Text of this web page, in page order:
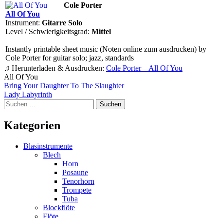
Cole Porter
All Of You
Instrument: Gitarre Solo
Level / Schwierigkeitsgrad: Mittel
Instantly printable sheet music (Noten online zum ausdrucken) by
Cole Porter for guitar solo; jazz, standards
♫ Herunterladen & Ausdrucken: Cole Porter – All Of You
All Of You
Beitragsnavigation
Bring Your Daughter To The Slaughter
Lady Labyrinth
Suchen
nach:
Kategorien
Blasinstrumente
Blech
Horn
Posaune
Tenorhorn
Trompete
Tuba
Blockflöte
Flöte